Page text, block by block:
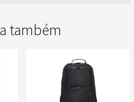
também